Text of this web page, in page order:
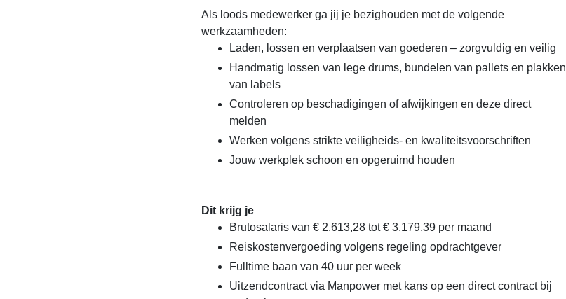
Als loods medewerker ga jij je bezighouden met de volgende
werkzaamheden:
Laden, lossen en verplaatsen van goederen – zorgvuldig en veilig
Handmatig lossen van lege drums, bundelen van pallets en plakken
van labels
Controleren op beschadigingen of afwijkingen en deze direct
melden
Werken volgens strikte veiligheids- en kwaliteitsvoorschriften
Jouw werkplek schoon en opgeruimd houden
Dit krijg je
Brutosalaris van € 2.613,28 tot € 3.179,39 per maand
Reiskostenvergoeding volgens regeling opdrachtgever
Fulltime baan van 40 uur per week
Uitzendcontract via Manpower met kans op een direct contract bij